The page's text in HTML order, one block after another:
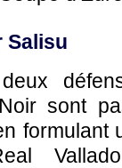
Salisu
sont
formulant